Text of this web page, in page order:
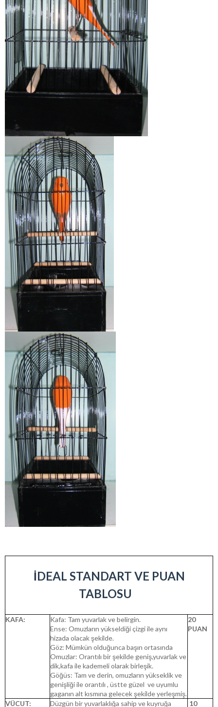
İDEAL STANDART VE PUAN
TABLOSU
KAFA:
Kafa: Tam yuvarlak ve belirgin.
Ense: Omuzların yükseldiği çizgi ile aynı
hizada olacak şekilde.
Göz: Mümkün olduğunca başın ortasında
Omuzlar: Orantılı bir şekilde geniş,yuvarlak ve
dik,kafa ile kademeli olarak birleşik.
Göğüs: Tam ve derin, omuzların yükseklik ve
genişliği ile orantılı , üstte güzel ve uyumlu
gaganın alt kısmına gelecek şekilde yerleşmiş.
20
PUAN
VÜCUT: Düzgün bir yuvarlaklığa sahip ve kuyruğa 10